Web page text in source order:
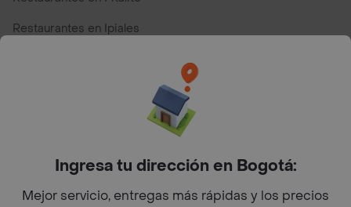
Restaurantes en Ipiales
Top Marcas y Cadenas de Restaurantes
Encuéntranos en estos países
Restaurantes cerca de mi para pedir Comida a Domicilio -
Ingresa tu dirección en Bogotá:
Mejor servicio, entregas más rápidas y los precios